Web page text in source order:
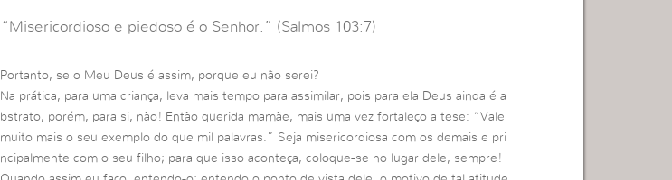
“Misericordioso e piedoso é o Senhor.” (Salmos 103:7)
Portanto, se o Meu Deus é assim, porque eu não serei?
Na prática, para uma criança, leva mais tempo para assimilar, pois para ela Deus ainda é a
bstrato, porém, para si, não! Então querida mamãe, mais uma vez fortaleço a tese: “Vale
muito mais o seu exemplo do que mil palavras.” Seja misericordiosa com os demais e pri
ncipalmente com o seu filho; para que isso aconteça, coloque-se no lugar dele, sempre!